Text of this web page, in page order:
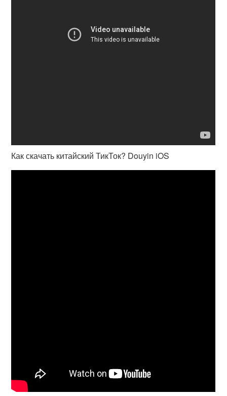
Как скачать китайский ТикТок? Douyin iOS